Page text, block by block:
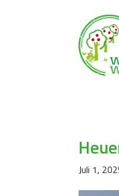
Juli 1,